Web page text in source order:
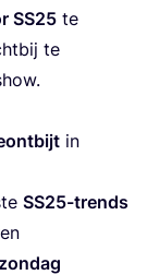
SS25 te
te
in
SS25-trends